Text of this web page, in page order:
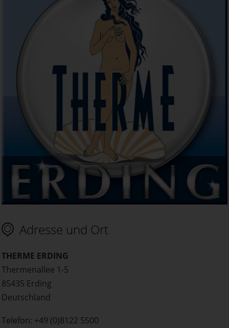
Adresse und Ort
THERME ERDING
Thermenallee 1-5
85435 Erding
Deutschland
Telefon: +49 (0)8122 5500